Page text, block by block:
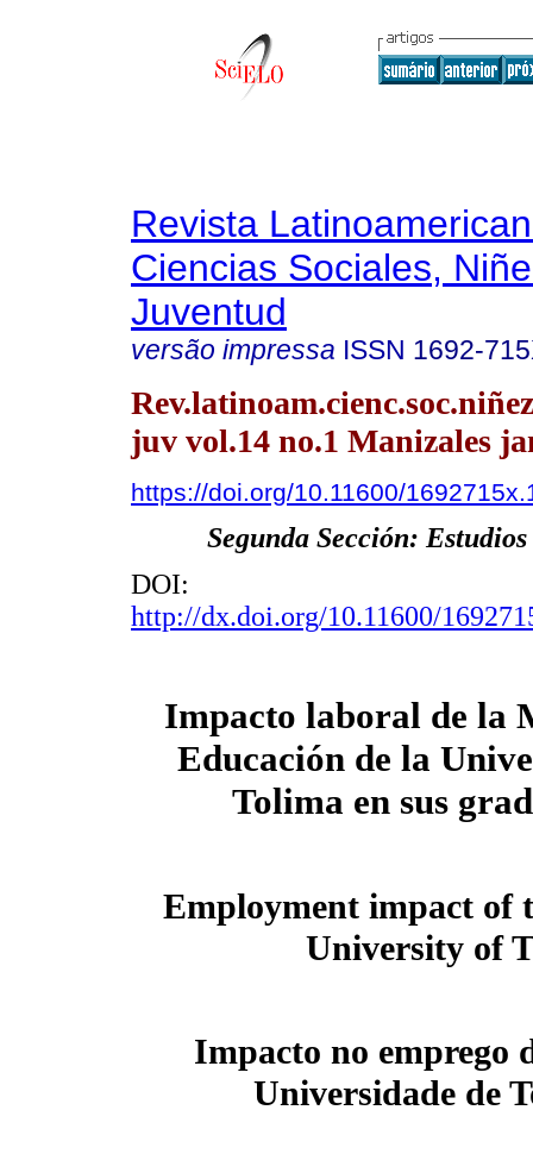
Revista
Ciencias Sociales,
Juventud
versão impressa ISSN 1692-
Rev.latinoam.cienc.soc.niñez
juv vol.14 no.1 Manizales
https://doi.org/10.11600/
Segunda Sección:
DOI:
http://dx.doi.org/10.11600/
Impacto laboral de la
Educación de la
Tolima en sus
Employment impact of
University of
Impacto no emprego
Universidade de